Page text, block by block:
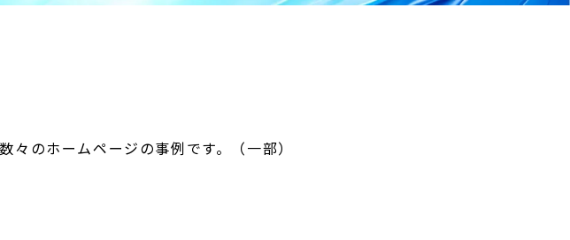
のホームページの事例です。（一部）